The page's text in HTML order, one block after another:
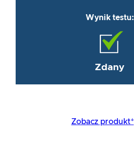
Wynik testu:
Zdany
Zobacz produkt*